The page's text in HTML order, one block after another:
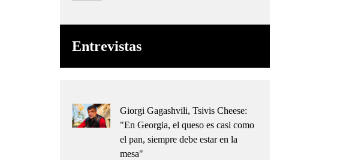
Entrevistas
Giorgi Gagashvili, Tsivis Cheese:
"En Georgia, el queso es casi como
el pan, siempre debe estar en la
mesa"